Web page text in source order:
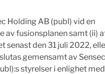
Holding AB (publ) vid en
av fusionsplanen samt (ii)
senast den 31 juli 2022,
gemensamt av Sensec
styrelser i enlighet med